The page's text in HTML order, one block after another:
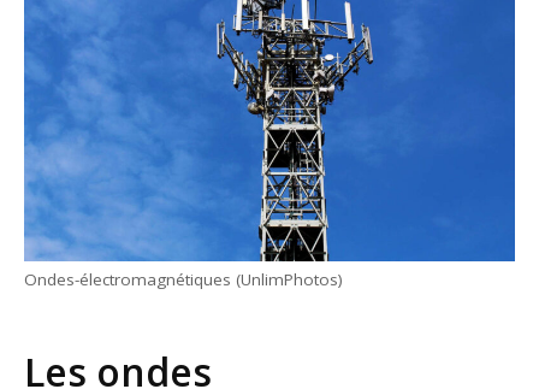
Ondes-électromagnétiques (UnlimPhotos)
Les ondes